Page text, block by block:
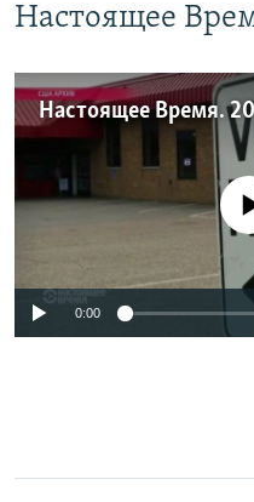
Настоящее
Настоящее Время.
No media
0:00